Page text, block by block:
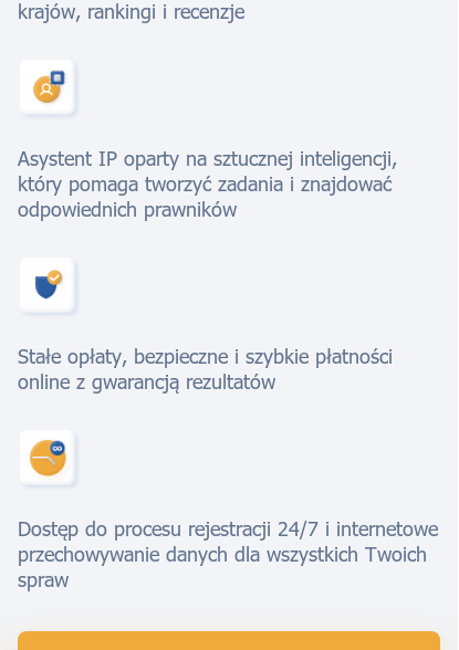
krajów, rankingi i recenzje
Asystent IP oparty na sztucznej inteligencji,
który pomaga tworzyć zadania i znajdować
odpowiednich prawników
Stałe opłaty, bezpieczne i szybkie płatności
online z gwarancją rezultatów
Dostęp do procesu rejestracji 24/7 i internetowe
przechowywanie danych dla wszystkich Twoich
spraw